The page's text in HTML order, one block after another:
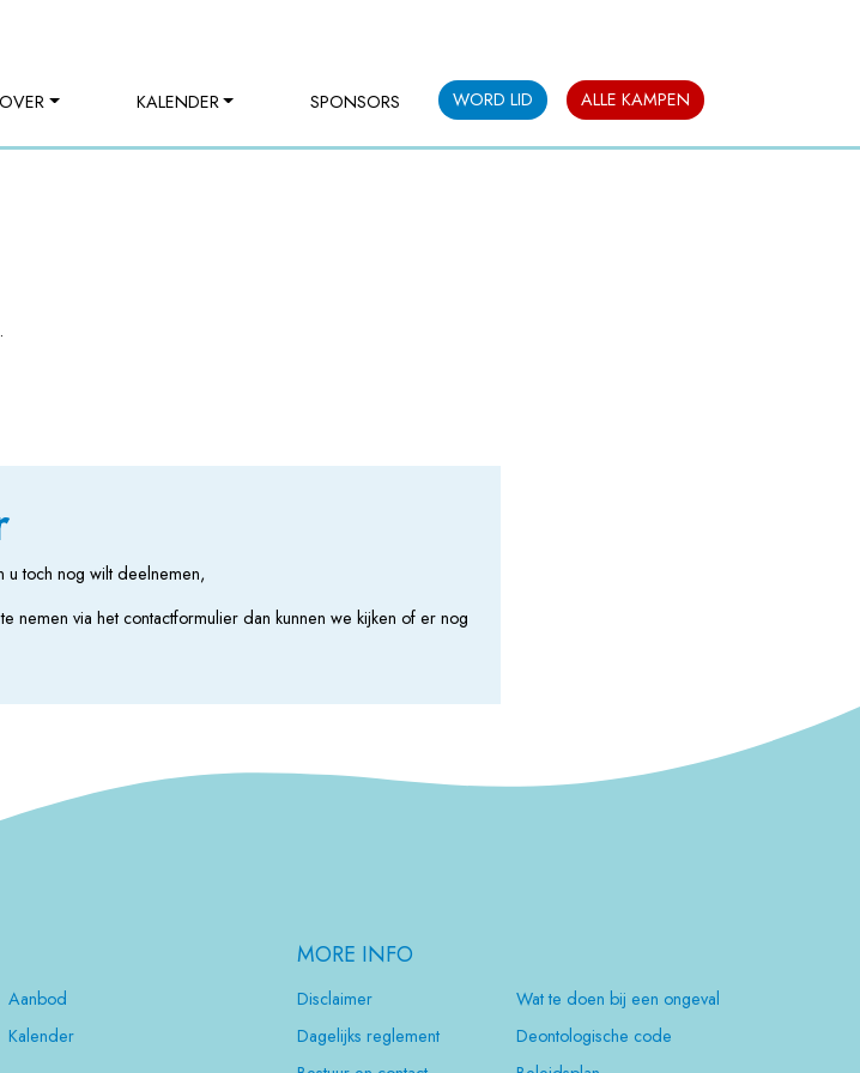
OVER KALENDER SPONSORS WORD LID ALLE KAMPEN
u toch nog wilt deelnemen,
nemen via het contactformulier dan kunnen we kijken of er nog
Aanbod
Kalender
MORE INFO
Disclaimer
Wat te doen bij een ongeval
Dagelijks reglement
Deontologische code